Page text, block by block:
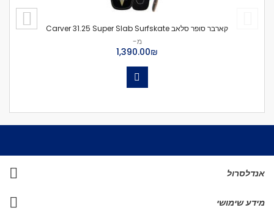
קארבר סופר סלאב Carver 31.25 Super Slab Surfskate
מ-
₪‏1,390.00
אנדלסרול
מידע שימושי